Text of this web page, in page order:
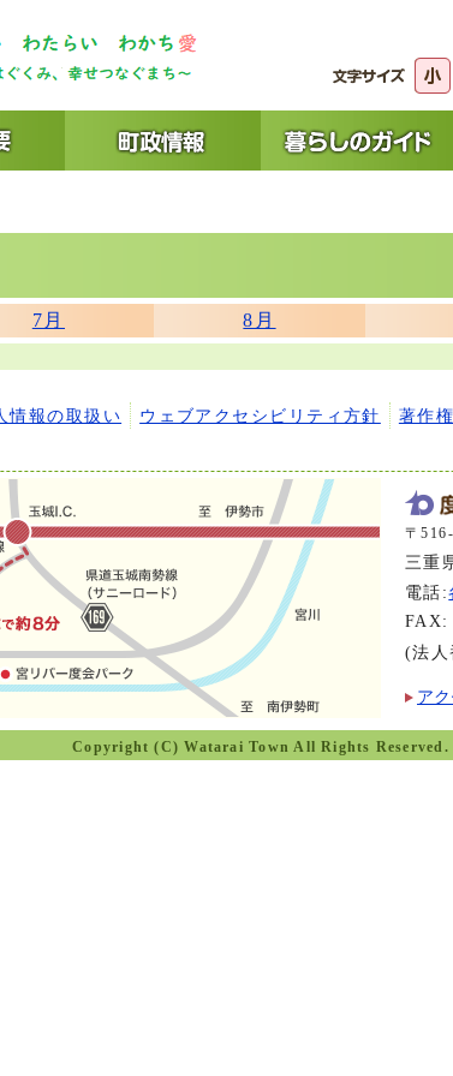
7月 8月
情報の取扱い ウェブアクセシビリティ方針 著作
〒
三重
電話:
FAX:
(法人
ア
Copyright (C) Watarai Town All Rights Reserved.